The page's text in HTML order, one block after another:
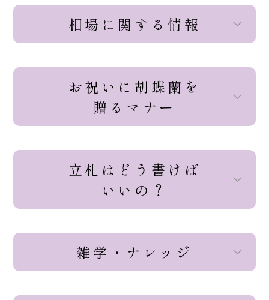
相場に関する情報
お祝いに胡蝶蘭を
贈るマナー
立札はどう書けば
いいの？
雑学・ナレッジ